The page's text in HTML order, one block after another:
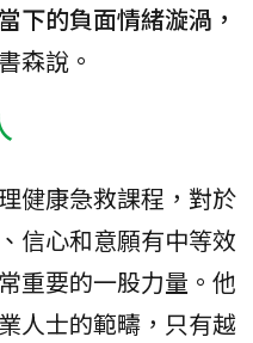
下的負面情緒漩渦，
森說。
健康急救課程，對於
信心和意願有中等效
重要的一股力量。他
人士的範疇，只有越